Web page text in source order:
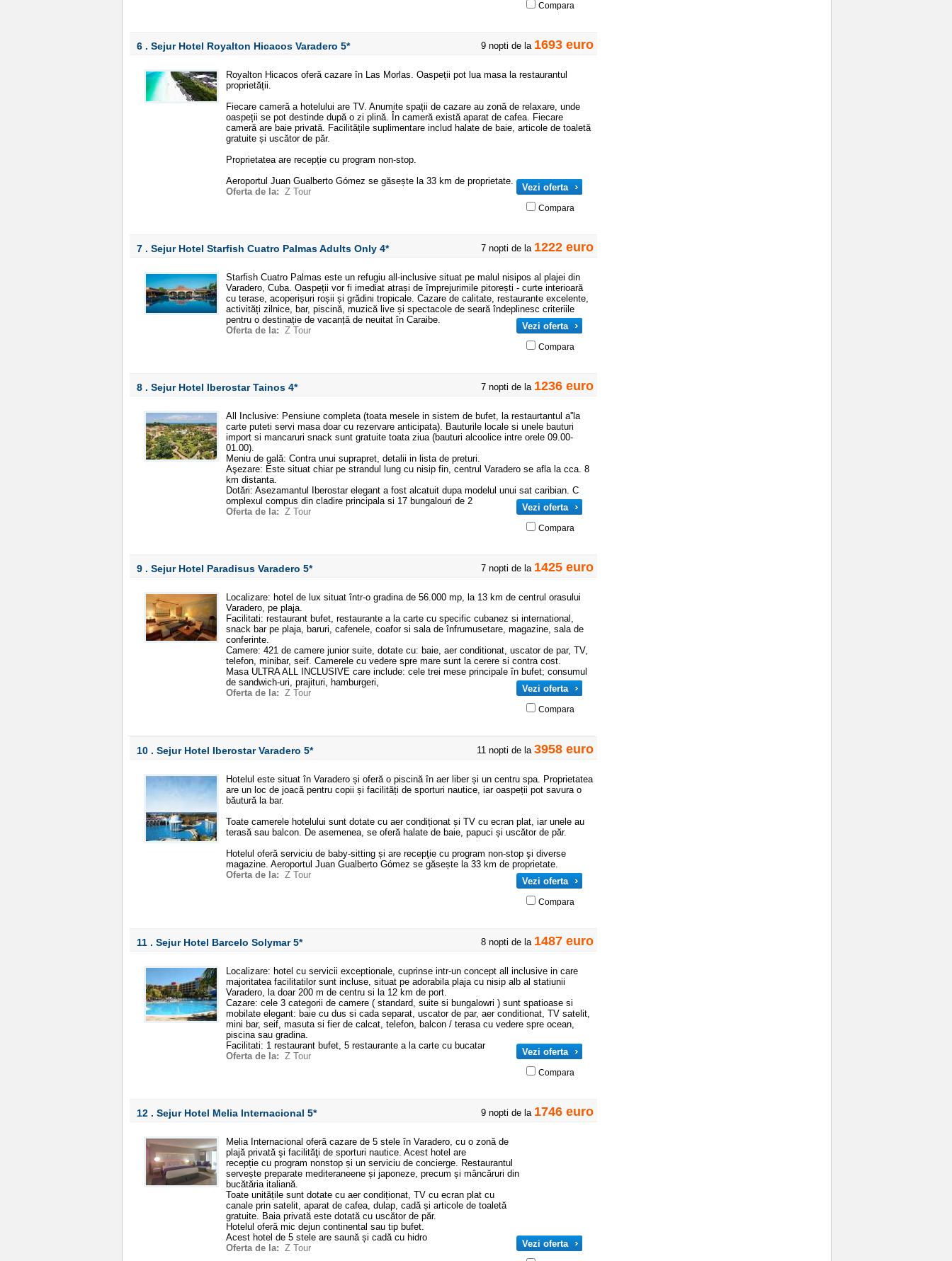
Compara
6 . Sejur Hotel Royalton Hicacos Varadero 5* 9 nopti de la 1693 euro
Royalton Hicacos oferă cazare în Las Morlas. Oaspeții pot lua masa la restaurantul
proprietății.
Fiecare cameră a hotelului are TV. Anumite spații de cazare au zonă de relaxare, unde
oaspeții se pot destinde după o zi plină. În cameră există aparat de cafea. Fiecare
cameră are baie privată. Facilitățile suplimentare includ halate de baie, articole de toaletă
gratuite și uscător de păr.
Proprietatea are recepție cu program non-stop.
Aeroportul Juan Gualberto Gómez se găsește la 33 km de proprietate.
Vezi oferta
Compara
Oferta de la: Z Tour
7 . Sejur Hotel Starfish Cuatro Palmas Adults Only 4* 7 nopti de la 1222 euro
Starfish Cuatro Palmas este un refugiu all-inclusive situat pe malul nisipos al plajei din
Varadero, Cuba. Oaspeții vor fi imediat atrași de împrejurimile pitorești - curte interioară
cu terase, acoperișuri roșii și grădini tropicale. Cazare de calitate, restaurante excelente,
activități zilnice, bar, piscină, muzică live și spectacole de seară îndeplinesc criteriile
pentru o destinație de vacanță de neuitat în Caraibe.
Vezi oferta
Compara
Oferta de la: Z Tour
8 . Sejur Hotel Iberostar Tainos 4* 7 nopti de la 1236 euro
All Inclusive: Pensiune completa (toata mesele in sistem de bufet, la restaurtantul a''la
carte puteti servi masa doar cu rezervare anticipata). Bauturile locale si unele bauturi
import si mancaruri snack sunt gratuite toata ziua (bauturi alcoolice intre orele 09.00-
01.00).
Meniu de gală: Contra unui suprapret, detalii in lista de preturi.
Aşezare: Este situat chiar pe strandul lung cu nisip fin, centrul Varadero se afla la cca. 8
km distanta.
Dotări: Asezamantul Iberostar elegant a fost alcatuit dupa modelul unui sat caribian. C
omplexul compus din cladire principala si 17 bungalouri de 2
Vezi oferta
Compara
Oferta de la: Z Tour
9 . Sejur Hotel Paradisus Varadero 5* 7 nopti de la 1425 euro
Localizare: hotel de lux situat într-o gradina de 56.000 mp, la 13 km de centrul orasului
Varadero, pe plaja.
Facilitati: restaurant bufet, restaurante a la carte cu specific cubanez si international,
snack bar pe plaja, baruri, cafenele, coafor si sala de înfrumusetare, magazine, sala de
conferinte.
Camere: 421 de camere junior suite, dotate cu: baie, aer conditionat, uscator de par, TV,
telefon, minibar, seif. Camerele cu vedere spre mare sunt la cerere si contra cost.
Masa ULTRA ALL INCLUSIVE care include: cele trei mese principale în bufet; consumul
de sandwich-uri, prajituri, hamburgeri,
Vezi oferta
Compara
Oferta de la: Z Tour
10 . Sejur Hotel Iberostar Varadero 5* 11 nopti de la 3958 euro
Hotelul este situat în Varadero și oferă o piscină în aer liber și un centru spa. Proprietatea
are un loc de joacă pentru copii și facilități de sporturi nautice, iar oaspeții pot savura o
băutură la bar.
Toate camerele hotelului sunt dotate cu aer condiționat și TV cu ecran plat, iar unele au
terasă sau balcon. De asemenea, se oferă halate de baie, papuci și uscător de păr.
Hotelul oferă serviciu de baby-sitting și are recepţie cu program non-stop şi diverse
magazine. Aeroportul Juan Gualberto Gómez se găsește la 33 km de proprietate.
Vezi oferta
Compara
Oferta de la: Z Tour
11 . Sejur Hotel Barcelo Solymar5* 8 nopti de la 1487 euro
Localizare: hotel cu servicii exceptionale, cuprinse intr-un concept all inclusive in care
majoritatea facilitatilor sunt incluse, situat pe adorabila plaja cu nisip alb al statiunii
Varadero, la doar 200 m de centru si la 12 km de port.
Cazare: cele 3 categorii de camere ( standard, suite si bungalowri ) sunt spatioase si
mobilate elegant: baie cu dus si cada separat, uscator de par, aer conditionat, TV satelit,
mini bar, seif, masuta si fier de calcat, telefon, balcon / terasa cu vedere spre ocean,
piscina sau gradina.
Facilitati: 1 restaurant bufet, 5 restaurante a la carte cu bucatar
Vezi oferta
Compara
Oferta de la: Z Tour
12 . Sejur Hotel Melia Internacional 5* 9 nopti de la 1746 euro
Melia Internacional oferă cazare de 5 stele în Varadero, cu o zonă de
plajă privată şi facilităţi de sporturi nautice. Acest hotel are
recepție cu program nonstop și un serviciu de concierge. Restaurantul
servește preparate mediteraneene și japoneze, precum și mâncăruri din
bucătăria italiană.
Toate unitățile sunt dotate cu aer condiționat, TV cu ecran plat cu
canale prin satelit, aparat de cafea, dulap, cadă și articole de toaletă
gratuite. Baia privată este dotată cu uscător de păr.
Hotelul oferă mic dejun continental sau tip bufet.
Acest hotel de 5 stele are saună și cadă cu hidro
Vezi oferta
Oferta de la: Z Tour